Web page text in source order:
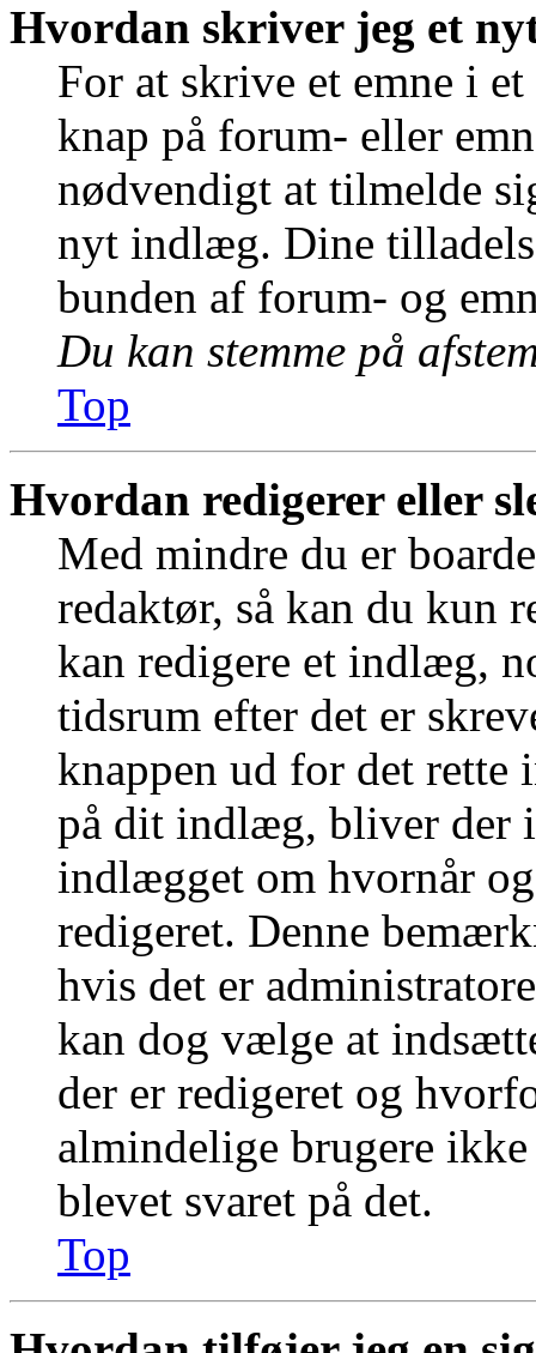
Hvordan skriver jeg et
For at skrive et emne i
knap på forum- eller
nødvendigt at tilmelde
nyt indlæg. Dine
bunden af forum- og
Du kan stemme på
Top
Hvordan redigerer eller
Med mindre du er
redaktør, så kan du kun
kan redigere et indlæg,
tidsrum efter det er
knappen ud for det rette
på dit indlæg, bliver der
indlægget om hvornår
redigeret. Denne
hvis det er
kan dog vælge at
der er redigeret og
almindelige brugere
blevet svaret på det.
Top